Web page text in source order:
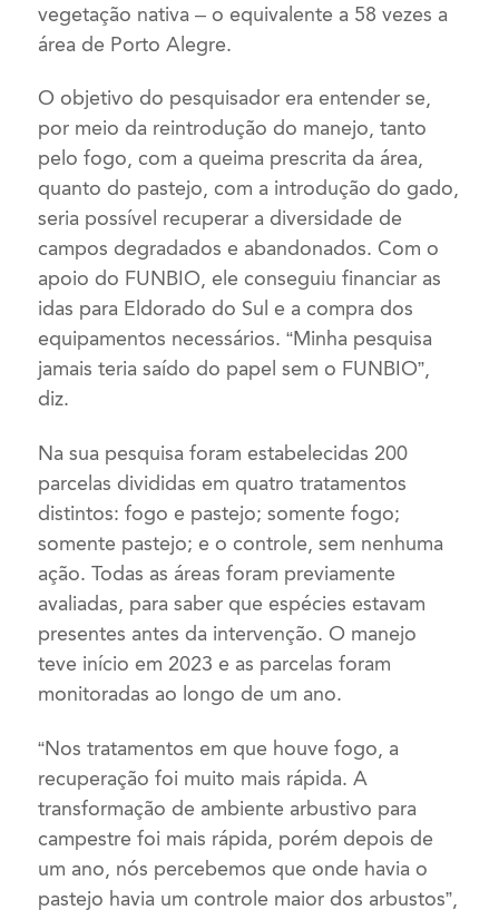
vegetação nativa – o equivalente a 58 vezes a
área de Porto Alegre.
O objetivo do pesquisador era entender se,
por meio da reintrodução do manejo, tanto
pelo fogo, com a queima prescrita da área,
quanto do pastejo, com a introdução do gado,
seria possível recuperar a diversidade de
campos degradados e abandonados. Com o
apoio do FUNBIO, ele conseguiu financiar as
idas para Eldorado do Sul e a compra dos
equipamentos necessários. “Minha pesquisa
jamais teria saído do papel sem o FUNBIO”,
diz.
Na sua pesquisa foram estabelecidas 200
parcelas divididas em quatro tratamentos
distintos: fogo e pastejo; somente fogo;
somente pastejo; e o controle, sem nenhuma
ação. Todas as áreas foram previamente
avaliadas, para saber que espécies estavam
presentes antes da intervenção. O manejo
teve início em 2023 e as parcelas foram
monitoradas ao longo de um ano.
“Nos tratamentos em que houve fogo, a
recuperação foi muito mais rápida. A
transformação de ambiente arbustivo para
campestre foi mais rápida, porém depois de
um ano, nós percebemos que onde havia o
pastejo havia um controle maior dos arbustos”,